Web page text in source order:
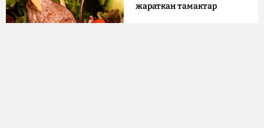
жараткан тамактар